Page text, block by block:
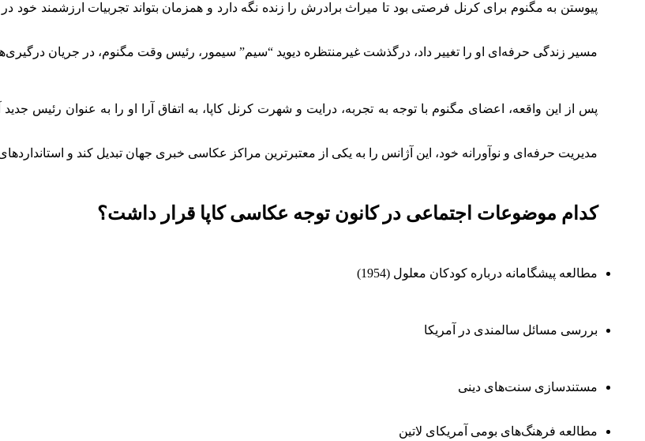
پیوستن به مگنوم برای کرنل فرصتی بود تا میراث برادرش را زنده نگه دارد و همزمان بتواند تجربیات ارزشمند خود
مسیر زندگی حرفه‌ای او را تغییر داد، درگذشت غیرمنتظره دیوید “سیم” سیمور، رئیس وقت مگنوم، در جریان درگیری‌های
مدیریت حرفه‌ای و نوآورانه خود، این آژانس را به یکی از معتبرترین مراکز عکاسی خبری جهان تبدیل کند و
کدام موضوعات اجتماعی در کانون توجه عکاسی کاپا قرار داشت؟
مطالعه پیشگامانه درباره کودکان معلول (1954)
بررسی مسائل سالمندی در آمریکا
مستندسازی سنت‌های دینی
مطالعه فرهنگ‌های بومی آمریکای لاتین